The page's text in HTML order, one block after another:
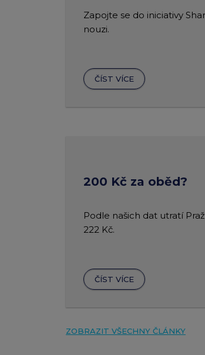
Zapojte se do iniciativy
nouzi.
ČÍST VÍCE
200 Kč za oběd?
Podle našich dat utratí
222 Kč.
ČÍST VÍCE
ZOBRAZIT VŠECHNY ČLÁNKY